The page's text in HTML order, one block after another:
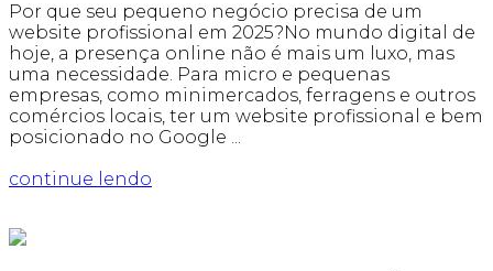
Por que seu pequeno negócio precisa de um
website profissional em 2025?No mundo digital de
hoje, a presença online não é mais um luxo, mas
uma necessidade. Para micro e pequenas
empresas, como minimercados, ferragens e outros
comércios locais, ter um website profissional e bem
posicionado no Google ...
continue lendo